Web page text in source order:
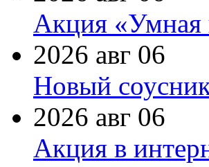
Акция «Умная
2026 авг 06
Новый
2026 авг 06
Акция в